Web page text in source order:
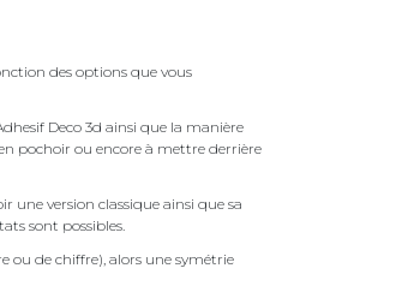
des options que vous
Deco 3d ainsi que la manière
pochoir ou encore à mettre derrière
une version classique ainsi que sa
sont possibles.
ou de chiffre), alors une symétrie